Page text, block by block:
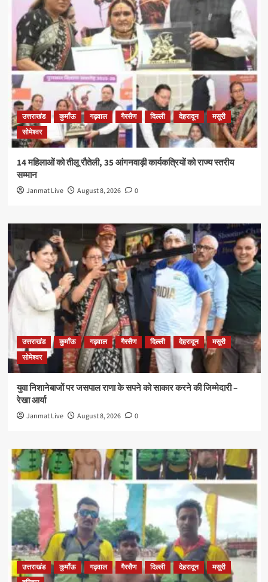
उत्तराखंड कुमाँऊ गढ़वाल गैरसैण दिल्ली देहरादून
मसूरी
सोमेश्वर
14 महिलाओं को तीलू रौतेली, 35 आंगनवाड़ी कार्यकत्रियों को राज्य स्तरीय
सम्मान
Janmat Live August 8, 2026 0
उत्तराखंड कुमाँऊ गढ़वाल गैरसैण दिल्ली देहरादून
मसूरी
सोमेश्वर
युवा निशानेबाजों पर जसपाल राणा के सपने को साकार करने की जिम्मेदारी –
रेखा आर्या
Janmat Live August 8, 2026 0
उत्तराखंड कुमाँऊ गढ़वाल गैरसैण दिल्ली देहरादून
मसूरी